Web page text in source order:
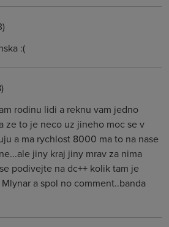
:(
rodinu lidi a reknu vam jedno
ze to je neco uz jineho moc se v
a ma rychlost 8000 ma to na nase
jiny kraj jiny mrav za nima
podivejte na dc++ kolik tam je
a spol no comment..banda